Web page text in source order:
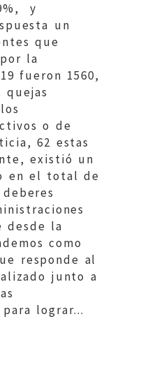
y
un
que
la
fueron 1560,
quejas
o de
62 estas
existió un
en el total de
desde la
como
responde al
junto a
lograr...